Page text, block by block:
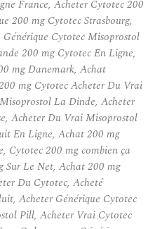
France, Acheter Cytotec 200
200 mg Cytotec Strasbourg,
Cytotec Misoprostol
200 mg Cytotec En Ligne,
mg Danemark, Achat
mg Cytotec Acheter Du Vrai
La Dinde, Acheter
Acheter Du Vrai Misoprostol
En Ligne, Achat 200 mg
Cytotec 200 mg combien ça
Sur Le Net, Achat 200 mg
Du Cytotec, Acheté
Acheter Générique Cytotec
Pill, Acheter Vrai Cytotec